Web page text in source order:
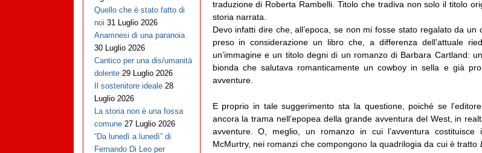
traduzione di Roberta Rambelli. Titolo che tradiva non solo il titolo
storia narrata.
Devo infatti dire che, all’epoca, se non mi fosse stato regalato da un
preso in considerazione un libro che, a differenza dell’attuale
un’immagine e un titolo degni di un romanzo di Barbara Cartland:
bionda che salutava romanticamente un cowboy in sella e già
avventure.
E proprio in tale suggerimento sta la questione, poiché se
ancora la trama nell’epopea della grande avventura del West, in
avventure. O, meglio, un romanzo in cui l’avventura
McMurtry, nei romanzi che compongono la quadrilogia da cui è tratto
Quello che è stato fatto di
noi 31 Luglio 2026
Anamnesi di una paranoia
30 Luglio 2026
Cantico per una dis/umanità
dolente 29 Luglio 2026
Il sostenitore ideale 28
Luglio 2026
La storia non è una fossa
comune 27 Luglio 2026
“Da lunedì a lunedì” di
Fernando Di Leo per